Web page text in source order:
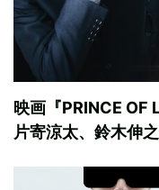
映画『PRINCE OF
片寄涼太、鈴木伸